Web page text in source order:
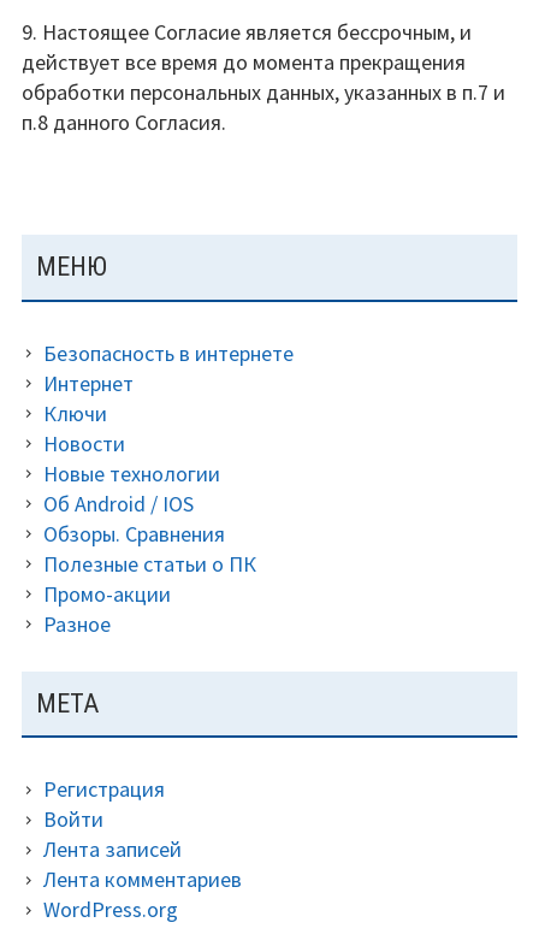
9. Настоящее Согласие является бессрочным, и
действует все время до момента прекращения
обработки персональных данных, указанных в п.7 и
п.8 данного Согласия.
ОСНОВНАЯ
ПАНЕЛЬ
МЕНЮ
Безопасность в интернете
Интернет
Ключи
Новости
Новые технологии
Об Android / IOS
Обзоры. Сравнения
Полезные статьи о ПК
Промо-акции
Разное
МЕТА
Регистрация
Войти
Лента записей
Лента комментариев
WordPress.org